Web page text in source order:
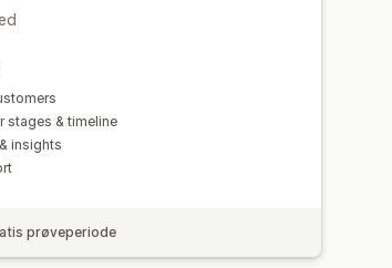
stages & timeline
insights
prøveperiode